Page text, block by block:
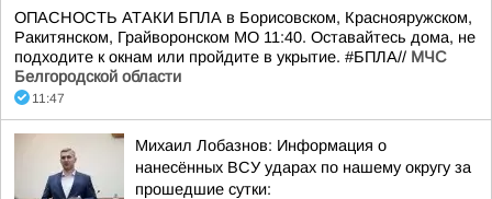
ОПАСНОСТЬ АТАКИ БПЛА в Борисовском, Краснояружском,
Ракитянском, Грайворонском МО 11:40. Оставайтесь дома, не
подходите к окнам или пройдите в укрытие. #БПЛА// МЧС
Белгородской области
11:47
Михаил Лобазнов: Информация о
нанесённых ВСУ ударах по нашему округу за
прошедшие сутки: